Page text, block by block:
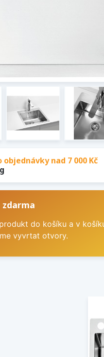
nad 7 000 Kč
do košíku a v
vyvrtat otvory.